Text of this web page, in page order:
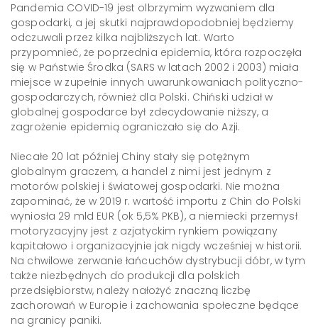
Pandemia COVID-19 jest olbrzymim wyzwaniem dla
gospodarki, a jej skutki najprawdopodobniej będziemy
odczuwali przez kilka najbliższych lat. Warto
przypomnieć, że poprzednia epidemia, która rozpoczęła
się w Państwie Środka (SARS w latach 2002 i 2003) miała
miejsce w zupełnie innych uwarunkowaniach polityczno-
gospodarczych, również dla Polski. Chiński udział w
globalnej gospodarce był zdecydowanie niższy, a
zagrożenie epidemią ograniczało się do Azji.
Niecałe 20 lat później Chiny stały się potężnym
globalnym graczem, a handel z nimi jest jednym z
motorów polskiej i światowej gospodarki. Nie można
zapominać, że w 2019 r. wartość importu z Chin do Polski
wyniosła 29 mld EUR (ok 5,5% PKB), a niemiecki przemysł
motoryzacyjny jest z azjatyckim rynkiem powiązany
kapitałowo i organizacyjnie jak nigdy wcześniej w historii.
Na chwilowe zerwanie łańcuchów dystrybucji dóbr, w tym
także niezbędnych do produkcji dla polskich
przedsiębiorstw, należy nałożyć znaczną liczbę
zachorowań w Europie i zachowania społeczne będące
na granicy paniki.